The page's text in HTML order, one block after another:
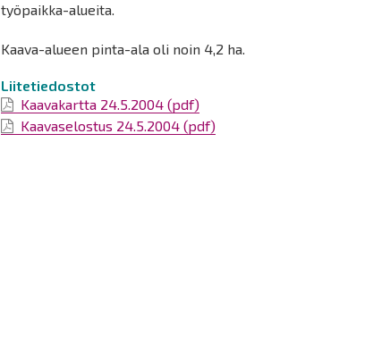
työpaikka-alueita.
Kaava-alueen pinta-ala oli noin 4,2 ha.
Liitetiedostot
Kaavakartta 24.5.2004 (pdf)
Kaavaselostus 24.5.2004 (pdf)